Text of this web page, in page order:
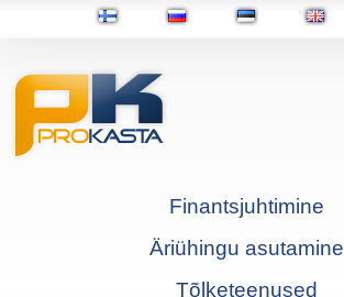
Finantsjuhtimine
Äriühingu asutamine
Tõlketeenused